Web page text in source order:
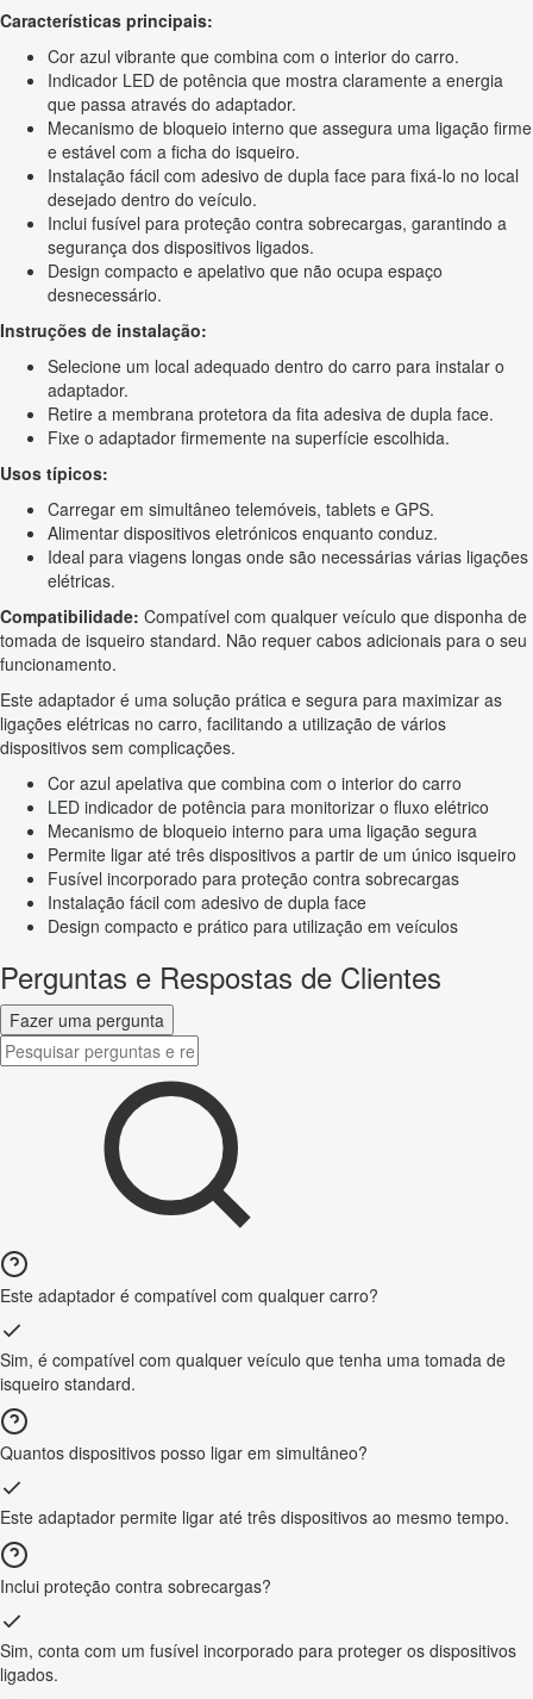
Características principais:
Cor azul vibrante que combina com o interior do carro.
Indicador LED de potência que mostra claramente a energia
que passa através do adaptador.
Mecanismo de bloqueio interno que assegura uma ligação firme
e estável com a ficha do isqueiro.
Instalação fácil com adesivo de dupla face para fixá-lo no local
desejado dentro do veículo.
Inclui fusível para proteção contra sobrecargas, garantindo a
segurança dos dispositivos ligados.
Design compacto e apelativo que não ocupa espaço
desnecessário.
Instruções de instalação:
Selecione um local adequado dentro do carro para instalar o
adaptador.
Retire a membrana protetora da fita adesiva de dupla face.
Fixe o adaptador firmemente na superfície escolhida.
Usos típicos:
Carregar em simultâneo telemóveis, tablets e GPS.
Alimentar dispositivos eletrónicos enquanto conduz.
Ideal para viagens longas onde são necessárias várias ligações
elétricas.
Compatibilidade: Compatível com qualquer veículo que disponha de
tomada de isqueiro standard. Não requer cabos adicionais para o seu
funcionamento.
Este adaptador é uma solução prática e segura para maximizar as
ligações elétricas no carro, facilitando a utilização de vários
dispositivos sem complicações.
Cor azul apelativa que combina com o interior do carro
LED indicador de potência para monitorizar o fluxo elétrico
Mecanismo de bloqueio interno para uma ligação segura
Permite ligar até três dispositivos a partir de um único isqueiro
Fusível incorporado para proteção contra sobrecargas
Instalação fácil com adesivo de dupla face
Design compacto e prático para utilização em veículos
Perguntas e Respostas de Clientes
Fazer uma pergunta
Este adaptador é compatível com qualquer carro?
Sim, é compatível com qualquer veículo que tenha uma tomada de
isqueiro standard.
Quantos dispositivos posso ligar em simultâneo?
Este adaptador permite ligar até três dispositivos ao mesmo tempo.
Inclui proteção contra sobrecargas?
Sim, conta com um fusível incorporado para proteger os dispositivos
ligados.